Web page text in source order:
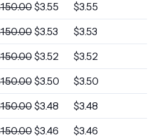
150.00 $3.55 $3.55
150.00 $3.53 $3.53
150.00 $3.52 $3.52
150.00 $3.50 $3.50
150.00 $3.48 $3.48
150.00 $3.46 $3.46